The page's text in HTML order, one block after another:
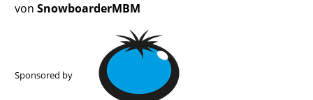
von SnowboarderMBM
Sponsored by